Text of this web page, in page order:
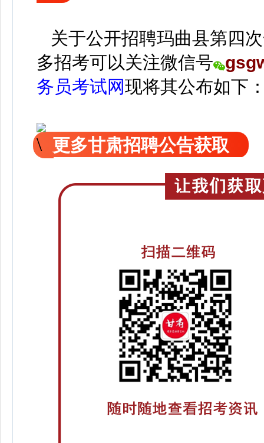
关于公开招聘玛曲县第四
多招考可以关注微信号
务员考试网现将其公布如下
更多甘肃招聘公告获取